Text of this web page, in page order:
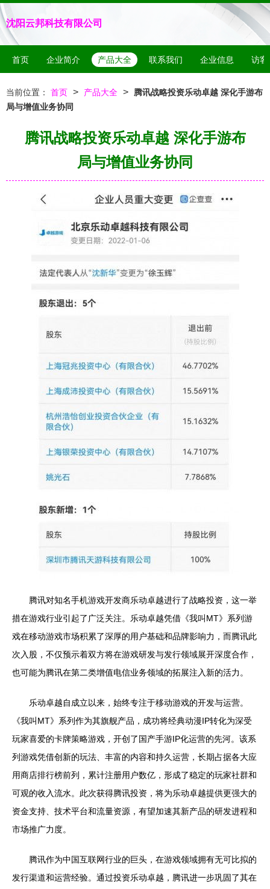
沈阳云邦科技有限公司
首页 企业简介 产品大全 联系我们 企业信息 访客
当前位置： 首页 > 产品大全 >
腾讯战略投资乐动卓越 深化手游布
局与增值业务协同
腾讯战略投资乐动卓越 深化手游布
局与增值业务协同
腾讯对知名手机游戏开发商乐动卓越进行了战略投资，这一举
措在游戏行业引起了广泛关注。乐动卓越凭借《我叫MT》系列游
戏在移动游戏市场积累了深厚的用户基础和品牌影响力，而腾讯此
次入股，不仅预示着双方将在游戏研发与发行领域展开深度合作，
也可能为腾讯在第二类增值电信业务领域的拓展注入新的活力。
乐动卓越自成立以来，始终专注于移动游戏的开发与运营。
《我叫MT》系列作为其旗舰产品，成功将经典动漫IP转化为深受
玩家喜爱的卡牌策略游戏，开创了国产手游IP化运营的先河。该系
列游戏凭借创新的玩法、丰富的内容和持久运营，长期占据各大应
用商店排行榜前列，累计注册用户数亿，形成了稳定的玩家社群和
可观的收入流水。此次获得腾讯投资，将为乐动卓越提供更强大的
资金支持、技术平台和流量资源，有望加速其新产品的研发进程和
市场推广力度。
腾讯作为中国互联网行业的巨头，在游戏领域拥有无可比拟的
发行渠道和运营经验。通过投资乐动卓越，腾讯进一步巩固了其在